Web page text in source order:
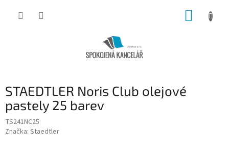
STAEDTLER Noris Club olejové
pastely 25 barev
TS241NC25
Značka: Staedtler